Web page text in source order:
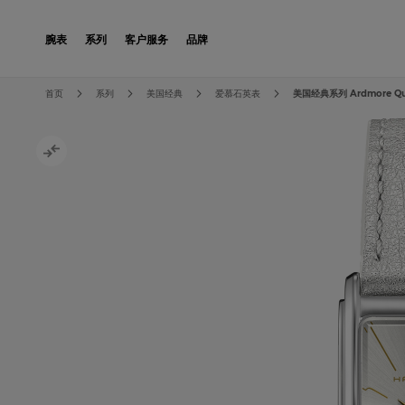
腕表 系列 客户服务 品牌
Skip to the beginning of the images gallery
首页 系列 美国经典 爱慕石英表 美国经典系列 Ardmore